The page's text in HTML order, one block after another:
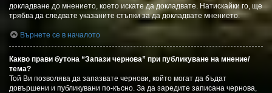
докладване до мнението, което искате да докладвате. Натискайки го, ще
трябва да следвате указаните стъпки за да докладвате мнението.
Върнете се в началото
Какво прави бутона “Запази чернова” при публикуване на мнение/
тема?
Той Ви позволява да запазвате чернови, който могат да бъдат
довършени и публикувани по-късно. За да заредите записана чернова,